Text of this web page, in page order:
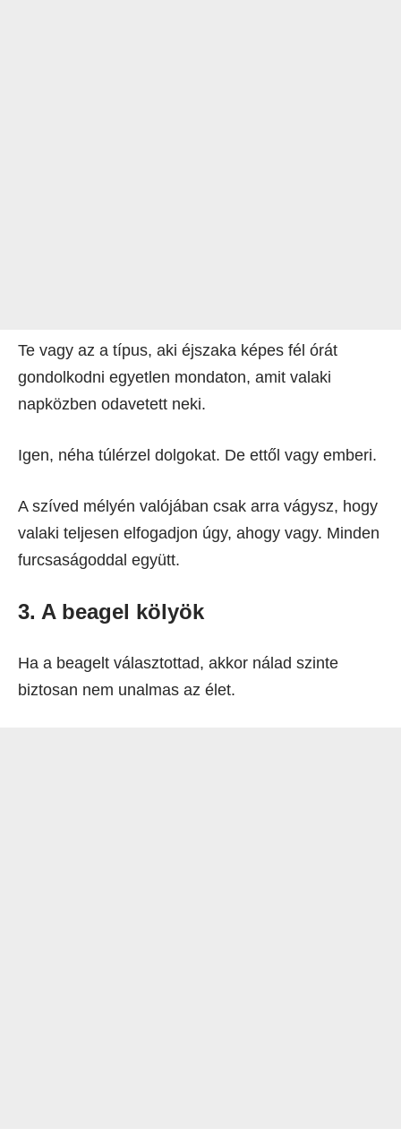
Te vagy az a típus, aki éjszaka képes fél órát
gondolkodni egyetlen mondaton, amit valaki
napközben odavetett neki.
Igen, néha túlérzel dolgokat. De ettől vagy emberi.
A szíved mélyén valójában csak arra vágysz, hogy
valaki teljesen elfogadjon úgy, ahogy vagy. Minden
furcsaságoddal együtt.
3. A beagel kölyök
Ha a beagelt választottad, akkor nálad szinte
biztosan nem unalmas az élet.